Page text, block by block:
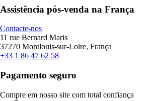
Assistência pós-venda na França
Contacte-nos
11 rue Bernard Maris
37270 Montlouis-sur-Loire, França
+33 1 86 47 62 58
Pagamento seguro
Compre em nosso site com total confiança